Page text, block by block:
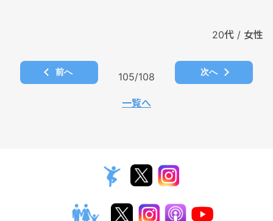
20代 / 女性
前へ 105/108
一覧へ
次へ